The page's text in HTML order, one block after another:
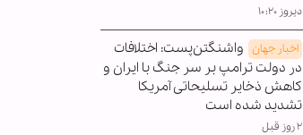
دیروز ۱۰:۲۰
اخبار جهان واشنگتن‌پست: اختلافات
در دولت ترامپ بر سر جنگ با ایران و
کاهش ذخایر تسلیحاتی آمریکا
تشدید شده است
۲ روز قبل